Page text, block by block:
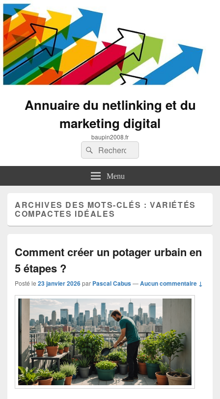
Annuaire du netlinking et du
marketing digital
baupin2008.fr
Recherche :
Rechercher
Menu
ARCHIVES DES MOTS-CLÉS :VARIÉTÉS
COMPACTES IDÉALES
Comment créer un potager urbain en
5 étapes ?
Posté le 23 janvier 2026par Pascal Cabus—Aucun commentaire ↓